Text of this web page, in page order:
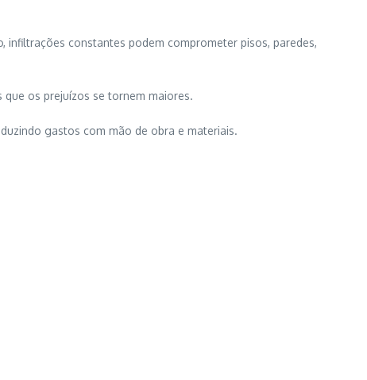
constantes podem comprometer pisos, paredes,
os prejuízos se tornem maiores.
gastos com mão de obra e materiais.